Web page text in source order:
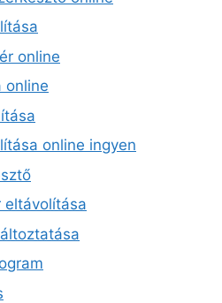
online
online
online ingyen
eltávolítása